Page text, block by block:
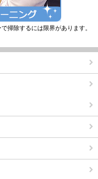
掃除するには限界があります。